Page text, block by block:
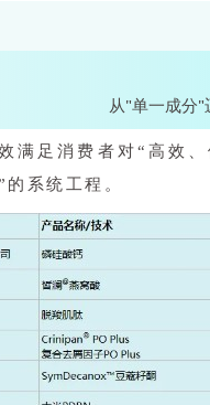
从"单一成分"
满足消费者对“高效
系统工程。